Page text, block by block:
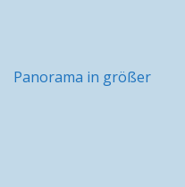
Panorama in größer